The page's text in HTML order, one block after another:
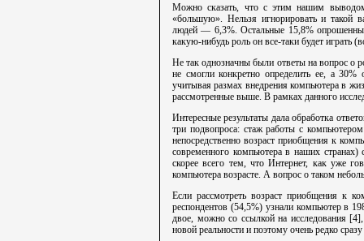
Можно сказать, что с этим нашим
«большую». Нельзя игнорировать и такой
людей — 6,3%. Остальные 15,8%
какую-нибудь роль он все-таки будет играть
Не так однозначны были ответы на вопрос о
не смогли конкретно определить ее, а
учитывая размах внедрения компьютера в
рассмотренные выше. В рамках данного
Интересные результаты дала обработка
три подвопроса: стаж работы с
непосредственно возраст приобщения к
современного компьютера в наших
скорее всего тем, что Интернет, как уже
компьютера возрасте. А вопрос о таком
Если рассмотреть возраст приобщения к
респондентов (54,5%) узнали компьютер в
двое, можно со ссылкой на исследования
новой реальности и поэтому очень редко